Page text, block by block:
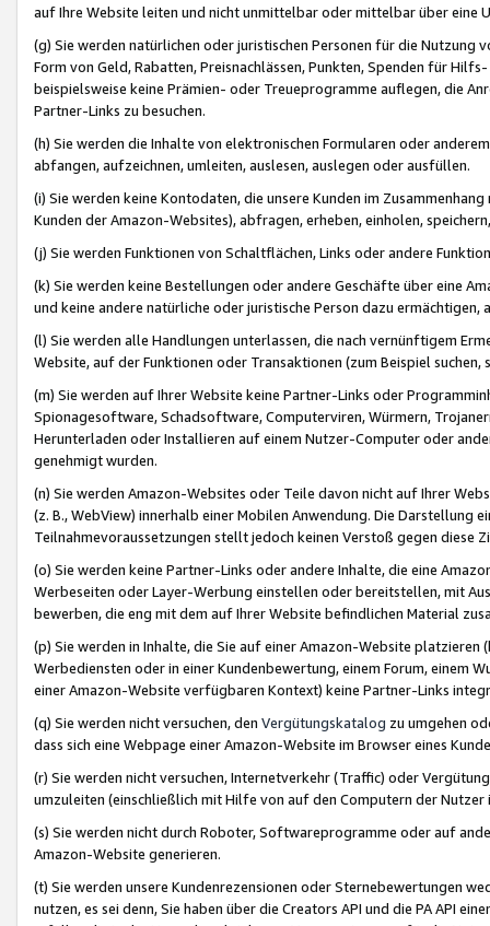
auf Ihre Website leiten und nicht unmittelbar oder mittelbar über eine
(g) Sie werden natürlichen oder juristischen Personen für die Nutzung
Form von Geld, Rabatten, Preisnachlässen, Punkten, Spenden für
beispielsweise keine Prämien- oder Treueprogramme auflegen, die
Partner-Links zu besuchen.
(h) Sie werden die Inhalte von elektronischen Formularen oder
abfangen, aufzeichnen, umleiten, auslesen, auslegen oder ausfüllen.
(i) Sie werden keine Kontodaten, die unsere Kunden im
Kunden der Amazon-Websites), abfragen, erheben, einholen,
(j) Sie werden Funktionen von Schaltflächen, Links oder andere
(k) Sie werden keine Bestellungen oder andere Geschäfte über eine
und keine andere natürliche oder juristische Person dazu
(l) Sie werden alle Handlungen unterlassen, die nach vernünftigem
Website, auf der Funktionen oder Transaktionen (zum Beispiel
(m) Sie werden auf Ihrer Website keine Partner-Links oder
Spionagesoftware, Schadsoftware, Computerviren, Würmern,
Herunterladen oder Installieren auf einem Nutzer-Computer oder
genehmigt wurden.
(n) Sie werden Amazon-Websites oder Teile davon nicht auf Ihrer
(z. B., WebView) innerhalb einer Mobilen Anwendung. Die Darstellung
Teilnahmevoraussetzungen stellt jedoch keinen Verstoß gegen diese
(o) Sie werden keine Partner-Links oder andere Inhalte, die eine
Werbeseiten oder Layer-Werbung einstellen oder bereitstellen, mit
bewerben, die eng mit dem auf Ihrer Website befindlichen Material
(p) Sie werden in Inhalte, die Sie auf einer Amazon-Website
Werbediensten oder in einer Kundenbewertung, einem Forum, einem
einer Amazon-Website verfügbaren Kontext) keine Partner-Links
(q) Sie werden nicht versuchen, den Vergütungskatalog zu umgehen
dass sich eine Webpage einer Amazon-Website im Browser eines
(r) Sie werden nicht versuchen, Internetverkehr (Traffic) oder
umzuleiten (einschließlich mit Hilfe von auf den Computern der
(s) Sie werden nicht durch Roboter, Softwareprogramme oder auf
Amazon-Website generieren.
(t) Sie werden unsere Kundenrezensionen oder Sternebewertungen
nutzen, es sei denn, Sie haben über die Creators API und die PA API